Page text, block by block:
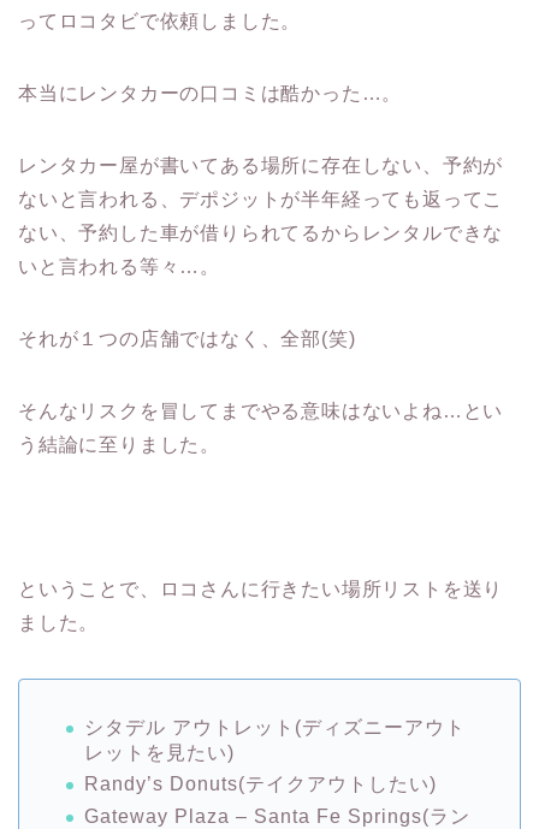
ってロコタビで依頼しました。
本当にレンタカーの口コミは酷かった…。
レンタカー屋が書いてある場所に存在しない、予約が
ないと言われる、デポジットが半年経っても返ってこ
ない、予約した車が借りられてるからレンタルできな
いと言われる等々…。
それが１つの店舗ではなく、全部(笑)
そんなリスクを冒してまでやる意味はないよね…とい
う結論に至りました。
ということで、ロコさんに行きたい場所リストを送り
ました。
シタデル アウトレット(ディズニーアウト
レットを見たい)
Randy’s Donuts(テイクアウトしたい)
Gateway Plaza – Santa Fe Springs(ラン